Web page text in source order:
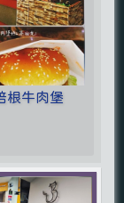
根牛肉堡